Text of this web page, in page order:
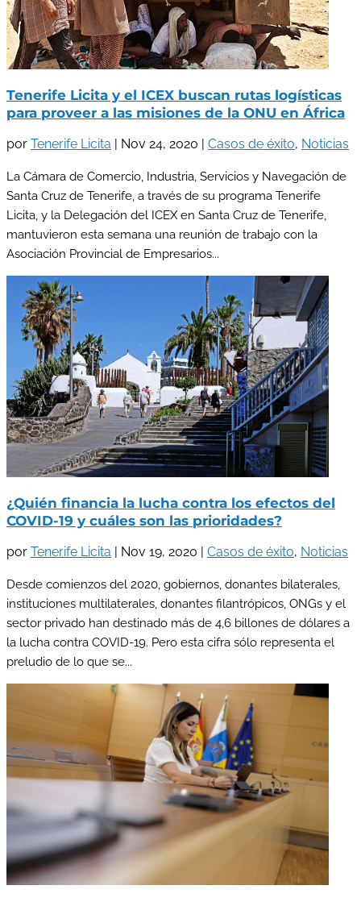
Tenerife Licita y el ICEX buscan rutas logísticas
para proveer a las misiones de la ONU en África
por Tenerife Licita Nov 24, 2020 Casos de éxito, Noticias
La Cámara de Comercio, Industria, Servicios y Navegación de
Santa Cruz de Tenerife, a través de su programa Tenerife
Licita, y la Delegación del ICEX en Santa Cruz de Tenerife,
mantuvieron esta semana una reunión de trabajo con la
Asociación Provincial de Empresarios...
¿Quién financia la lucha contra los efectos del
COVID-19 y cuáles son las prioridades?
por Tenerife Licita Nov 19, 2020 Casos de éxito, Noticias
Desde comienzos del 2020, gobiernos, donantes bilaterales,
instituciones multilaterales, donantes filantrópicos, ONGs y el
sector privado han destinado más de 4,6 billones de dólares a
la lucha contra COVID-19. Pero esta cifra sólo representa el
preludio de lo que se...